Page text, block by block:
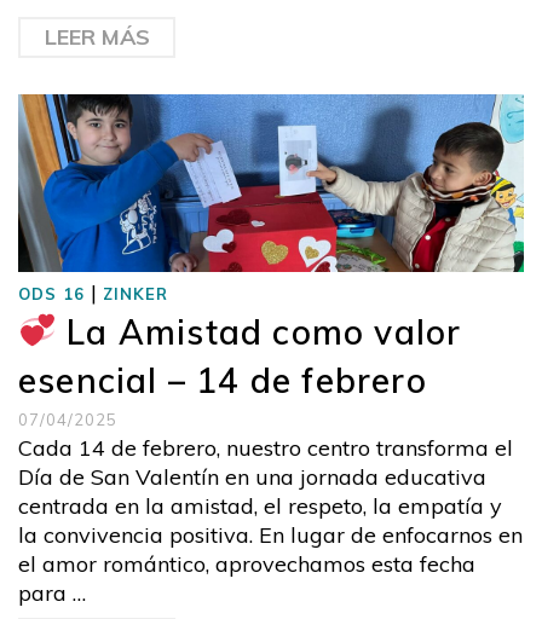
LEER MÁS
ODS 16 | ZINKER
La Amistad como valor
esencial – 14 de febrero
07/04/2025
Cada 14 de febrero, nuestro centro transforma el
Día de San Valentín en una jornada educativa
centrada en la amistad, el respeto, la empatía y
la convivencia positiva. En lugar de enfocarnos en
el amor romántico, aprovechamos esta fecha
para …